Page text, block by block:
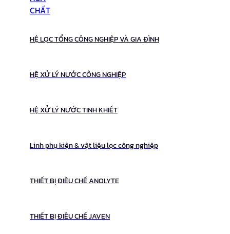
HỆ LỌC TỔNG CÔNG NGHIỆP VÀ GIA ĐÌNH
HỆ XỬ LÝ NƯỚC CÔNG NGHIỆP
HỆ XỬ LÝ NƯỚC TINH KHIẾT
Linh phụ kiện & vật liệu lọc công nghiệp
THIẾT BỊ ĐIỀU CHẾ ANOLYTE
THIẾT BỊ ĐIỀU CHẾ JAVEN